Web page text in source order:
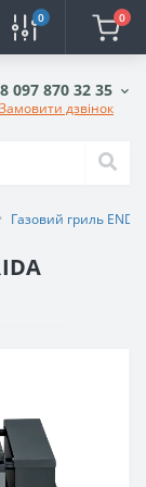
0 0
097 870 32 35
Замовити дзвінок
Газовий гриль